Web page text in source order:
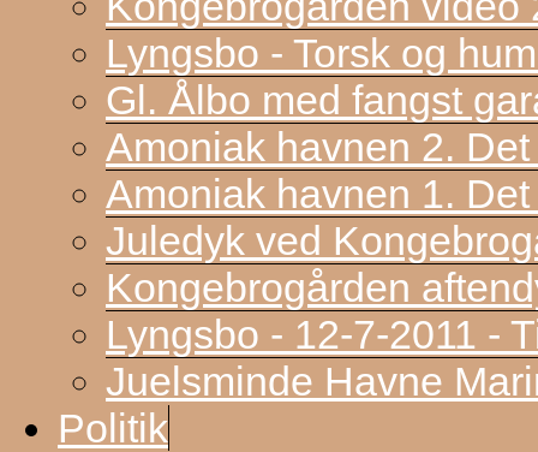
Lyngsbo - Torsk og
Gl. Ålbo med fangst
Amoniak havnen 2.
Amoniak havnen 1.
Juledyk ved
Kongebrogården
Lyngsbo - 12-7-2011 -
Juelsminde Havne
Politik